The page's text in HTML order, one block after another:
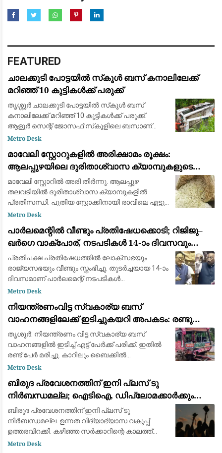
FEATURED
ചാലക്കുടി പോട്ടയില്‍ സ്‌കൂള്‍ ബസ് കനാലിലേക്ക്
മറിഞ്ഞ് 10 കുട്ടികള്‍ക്ക് പരുക്ക്
തൃശ്ശൂര്‍ ചാലക്കുടി പോട്ടയില്‍ സ്‌കൂള്‍ ബസ്
കനാലിലേക്ക് മറിഞ്ഞ് 10 കുട്ടികള്‍ക്ക് പരുക്ക്.
ആളൂര്‍ സെന്റ് ജോസഫ് സ്‌കൂളിലെ ബസാണ്
കനാലിലേക്ക് വീണത്. കുട്ടികളെ
Metro Desk
മാവേലി സ്റ്റോറുകളിൽ അരിക്ഷാമം രൂക്ഷം:
ആലപ്പുഴയിലെ ദുരിതാശ്വാസ ക്യാമ്പുകളുടെ
പ്രവർത്തനം പ്രതിസന്ധിയിൽ
മാവേലി സ്റ്റോറിൽ അരി തീർന്നു. ആലപ്പുഴ
തലവടിയിൽ ദുരിതാശ്വാസ ക്യാമ്പുകളിൽ
പ്രതിസന്ധി. പുതിയ സ്റ്റോക്കിനായി രാവിലെ എട്ടു
മണി മുതൽ കാത്തിരിപ്പ്. ക്യാമ്പിൽ
കഞ്ഞി
Metro Desk
പാർലമെന്റിൽ വീണ്ടും പ്രതിഷേധക്കൊടി; റിജിജു–
ഖർഗെ വാക്പോര്, നടപടികൾ 14-ാം ദിവസവും
സ്തംഭിച്ചു
പ്രതിപക്ഷ പ്രതിഷേധത്തിൽ ലോക്സഭയും
രാജ്യസഭയും വീണ്ടും സ്തംഭിച്ചു. തുടർച്ചയായ 14-ാം
ദിവസമാണ് പാർലമെന്റ് നടപടികൾ
തടസ്സപ്പെടുന്നത്. സിജെപി സമരത്തിലെ പൊലീസ്
ഷായുടെ മ
Metro Desk
നിയന്ത്രണംവിട്ട സ്വകാര്യ ബസ്
വാഹനങ്ങളിലേക്ക് ഇടിച്ചുകയറി അപകടം: രണ്ടു
മരണം, എട്ട് പേർക്ക് പരിക്ക്
തൃശൂര്‍: നിയന്ത്രണം വിട്ട സ്വകാര്യ ബസ്
വാഹനങ്ങളില്‍ ഇടിച്ച് എട്ട് പേര്‍ക്ക് പരിക്ക്. ഇതില്‍
രണ്ട് പേർ മരിച്ചു. കാറിലും ബൈക്കിൽ
സഞ്ചരിച്ചവരാണ് മരച്ചത്. ബസ് അമിത
Metro Desk
ബിരുദ പ്രവേശനത്തിന് ഇനി പ്ലസ് ടു
നിർബന്ധമല്ല; ഐടിഐ, ഡിപ്ലോമക്കാർക്കും
അവസരം നൽകി ഉന്നത വിദ്യാഭ്യാസ വകുപ്പ്
ഉത്തരവിറക്കി
ബിരുദ പ്രവേശനത്തിന് ഇനി പ്ലസ് ടു
നിർബന്ധമല്ല. ഉന്നത വിദ്യാഭ്യാസ വകുപ്പ്
ഉത്തരവിറക്കി. കഴിഞ്ഞ സർക്കാറിന്റെ കാലത്ത്
നൽകിയ പ്രൊപ്പോസലിനാണ് അംഗീകാരമായത്.
Metro Desk